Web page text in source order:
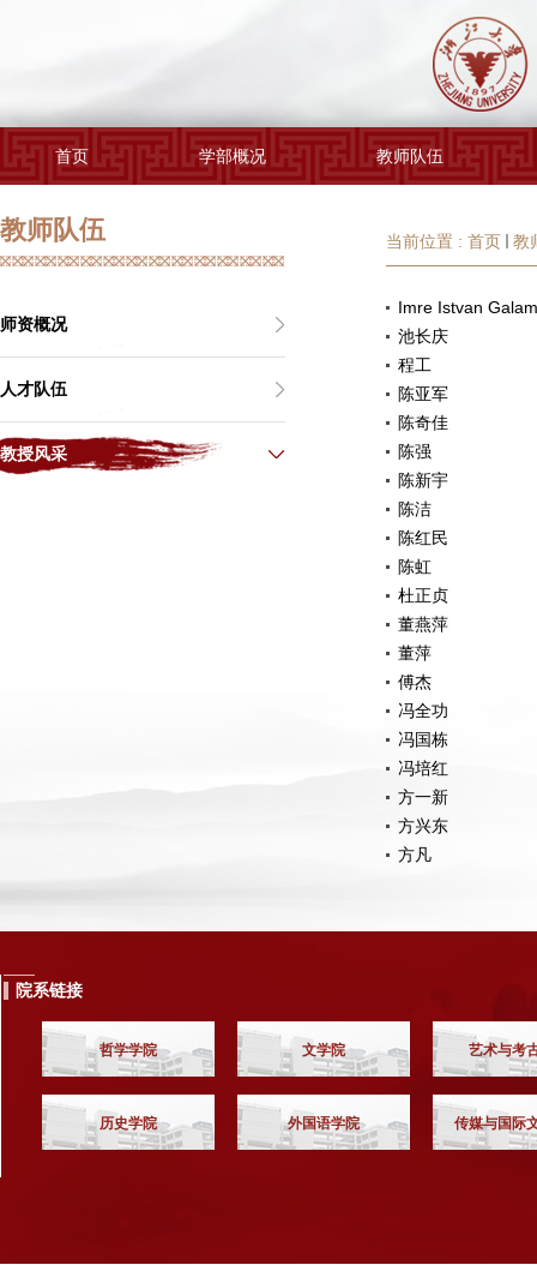
首页 学部概况 教师队伍
教师队伍
师资概况
人才队伍
教授风采
当前位置 : 首页 教
Imre Istvan
池长庆
程工
陈亚军
陈奇佳
陈强
陈新宇
陈洁
陈红民
陈虹
杜正贞
董燕萍
董萍
傅杰
冯全功
冯国栋
冯培红
方一新
方兴东
方凡
院系链接
哲学学院 文学院 艺术与考
历史学院 外国语学院 传媒与国际